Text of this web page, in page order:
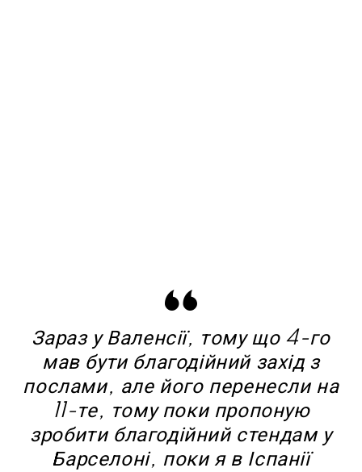
Зараз у Валенсії, тому що 4-го
мав бути благодійний захід з
послами, але його перенесли на
11-те, тому поки пропоную
зробити благодійний стендам у
Барселоні, поки я в Іспанії